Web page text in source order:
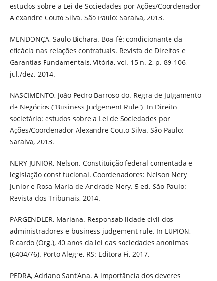
estudos sobre a Lei de Sociedades por Ações/Coordenador
Alexandre Couto Silva. São Paulo: Saraiva, 2013.
MENDONÇA, Saulo Bichara. Boa-fé: condicionante da
eficácia nas relações contratuais. Revista de Direitos e
Garantias Fundamentais, Vitória, vol. 15 n. 2, p. 89-106,
jul./dez. 2014.
NASCIMENTO, João Pedro Barroso do. Regra de Julgamento
de Negócios (“Business Judgement Rule”). In Direito
societário: estudos sobre a Lei de Sociedades por
Ações/Coordenador Alexandre Couto Silva. São Paulo:
Saraiva, 2013.
NERY JUNIOR, Nelson. Constituição federal comentada e
legislação constitucional. Coordenadores: Nelson Nery
Junior e Rosa Maria de Andrade Nery. 5 ed. São Paulo:
Revista dos Tribunais, 2014.
PARGENDLER, Mariana. Responsabilidade civil dos
administradores e business judgement rule. In LUPION,
Ricardo (Org.), 40 anos da lei das sociedades anonimas
(6404/76). Porto Alegre, RS: Editora Fi, 2017.
PEDRA, Adriano Sant’Ana. A importância dos deveres